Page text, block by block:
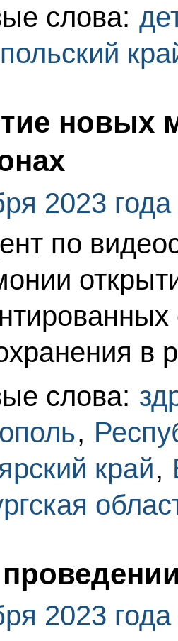
слова:
новых
2023 года
по
в
слова:
,
край,
2023 года